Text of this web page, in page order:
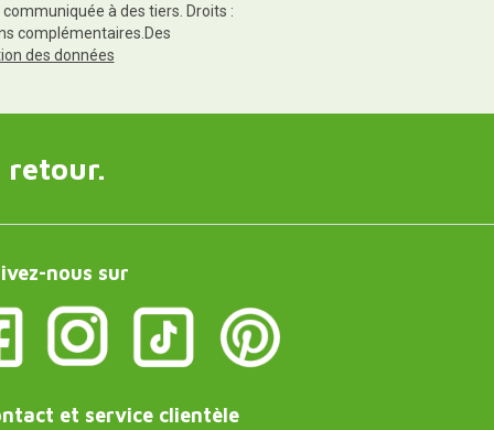
à des tiers. Droits :
complémentaires.Des
des données
retour.
nous sur
et service clientèle